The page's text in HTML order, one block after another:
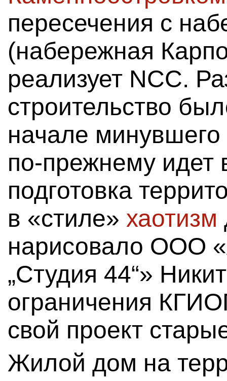
пересечения с
(набережная
реализует NCC.
строительство
начале минувшего
по-прежнему идет
подготовка
в «стиле» хаотизм
нарисовало ООО
„Студия 44“»
ограничения
свой проект
Жилой дом на